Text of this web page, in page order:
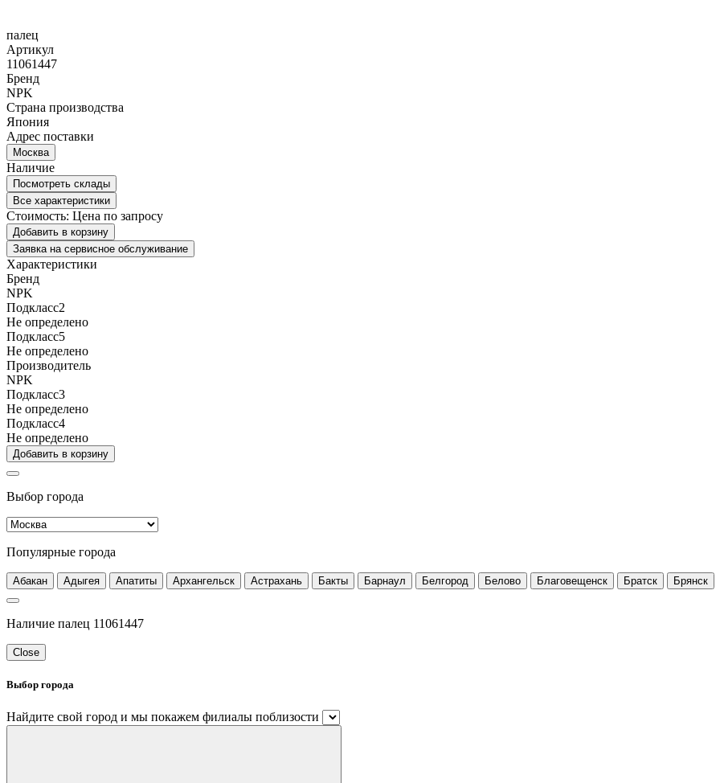
палец
Артикул
11061447
Бренд
NPK
Страна производства
Япония
Адрес поставки
Москва
Наличие
Посмотреть склады
Все характеристики
Стоимость: Цена по запросу
Добавить в корзину
Заявка на сервисное обслуживание
Характеристики
Бренд
NPK
Подкласс2
Не определено
Подкласс5
Не определено
Производитель
NPK
Подкласс3
Не определено
Подкласс4
Не определено
Добавить в корзину
Выбор города
Популярные города
Абакан Адыгея Апатиты Архангельск Астрахань Бакты Барнаул Белгород Белово Благовещенск Братск Брянск
Наличие палец 11061447
Close
Выбор города
Найдите свой город и мы покажем филиалы поблизости